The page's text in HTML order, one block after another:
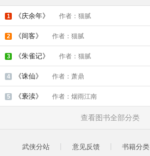
1 《庆余年》 作者：猫腻
2 《间客》 作者：猫腻
3 《朱雀记》 作者：猫腻
4 《诛仙》 作者：萧鼎
5 《亵渎》 作者：烟雨江南
查看图书全部分类
武侠分站 意见反馈 书籍分类